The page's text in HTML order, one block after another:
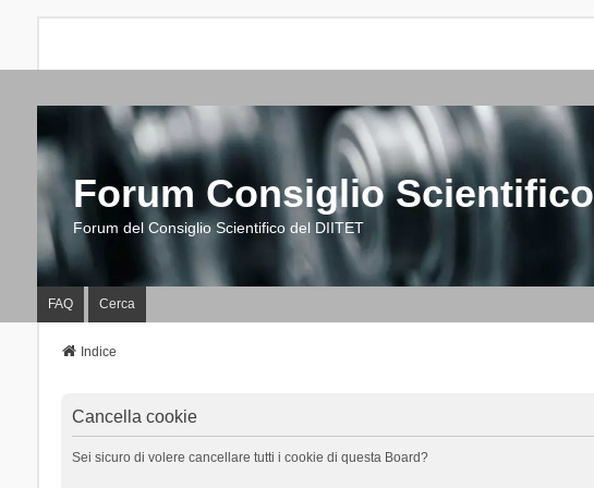
Forum Consiglio Scientifico
Forum del Consiglio Scientifico del DIITET
FAQ Cerca
Indice
Cancella cookie
Sei sicuro di volere cancellare tutti i cookie di questa Board?